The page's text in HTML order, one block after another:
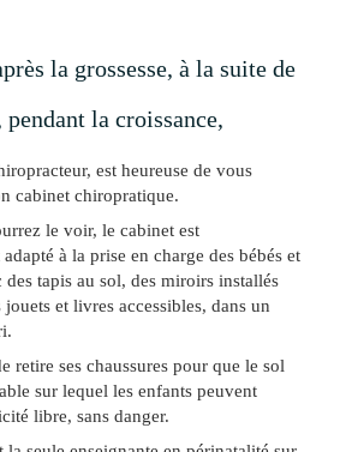
la grossesse, à la suite de
pendant la croissance,
est heureuse de vous
cabinet chiropratique.
le voir, le cabinet est
à la prise en charge des bébés et
des tapis au sol, des miroirs installés
jouets et livres accessibles, dans un
retire ses chaussures pour que le sol
sur lequel les enfants peuvent
libre, sans danger.